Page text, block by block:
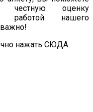
честную оценку
работой нашего
нажать СЮДА.